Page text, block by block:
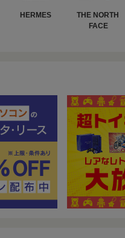
HERMES
THE NORTH
FACE